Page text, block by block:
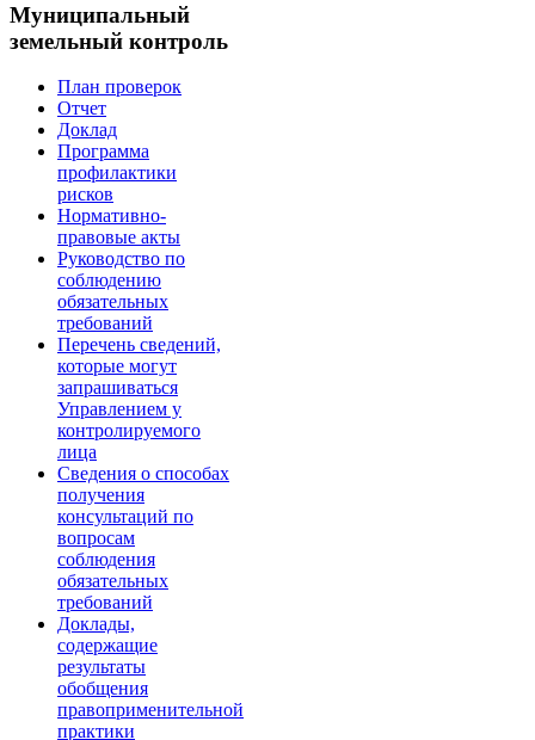
Муниципальный
земельный контроль
План проверок
Отчет
Доклад
Программа
профилактики
рисков
Нормативно-
правовые акты
Руководство по
соблюдению
обязательных
требований
Перечень сведений,
которые могут
запрашиваться
Управлением у
контролируемого
лица
Сведения о способах
получения
консультаций по
вопросам
соблюдения
обязательных
требований
Доклады,
содержащие
результаты
обобщения
правоприменительной
практики